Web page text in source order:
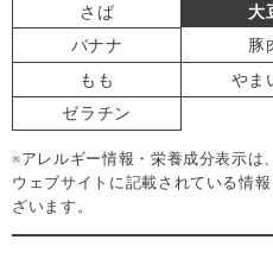
さば
大
バナナ
豚
もも
やま
ゼラチン
※アレルギー情報・栄養成分表示は
ウェブサイトに記載されている情
ざいます。